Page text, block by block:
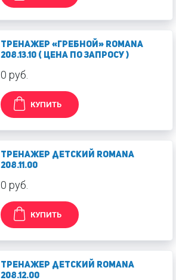
Тренажер «Гребной» Romana
208.13.10 ( ЦЕНА ПО ЗАПРОСУ )
0 руб.
КУПИТЬ
Тренажер детский Romana
208.11.00
0 руб.
КУПИТЬ
Тренажер детский Romana
208.12.00